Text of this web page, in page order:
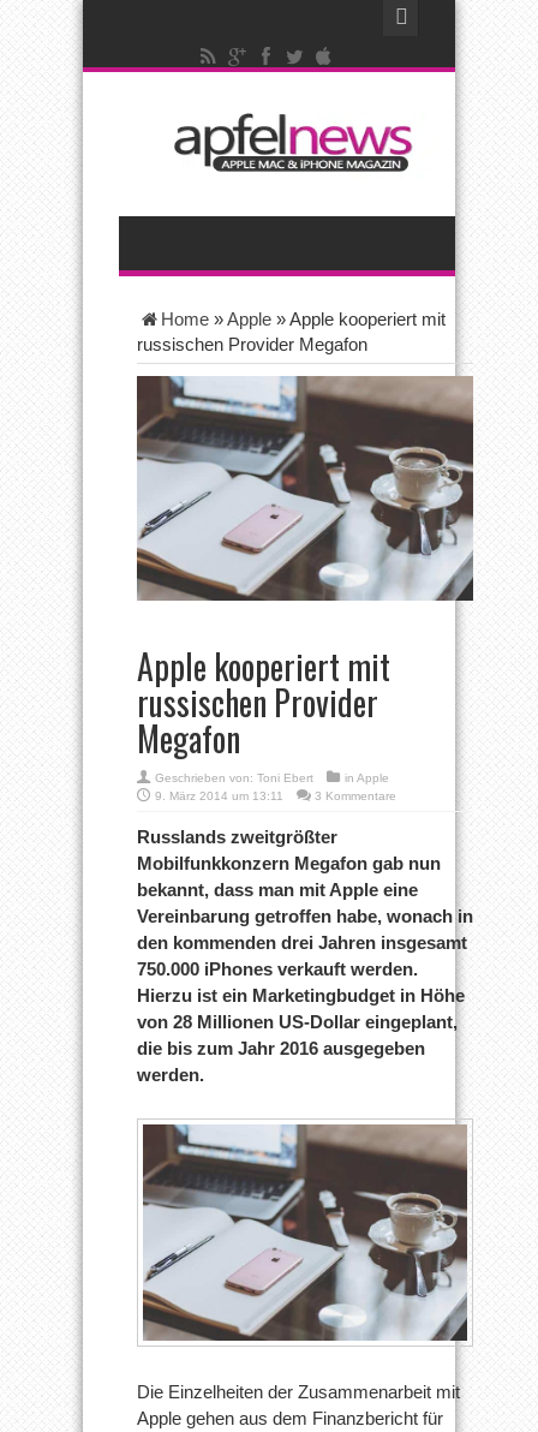
Home »Apple »Apple kooperiert mit
russischen Provider Megafon
Apple kooperiert mit
russischen Provider
Megafon
Geschrieben von: Toni Ebert in Apple
9. März 2014 um 13:11
3 Kommentare
Russlands zweitgrößter
Mobilfunkkonzern Megafon gab nun
bekannt, dass man mit Apple eine
Vereinbarung getroffen habe, wonach in
den kommenden drei Jahren insgesamt
750.000 iPhones verkauft werden.
Hierzu ist ein Marketingbudget in Höhe
von 28 Millionen US-Dollar eingeplant,
die bis zum Jahr 2016 ausgegeben
werden.
Die Einzelheiten der Zusammenarbeit mit
Apple gehen aus dem Finanzbericht für